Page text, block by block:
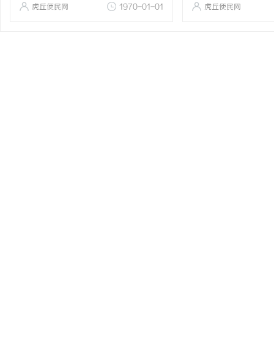
虎丘便民网 1970-01-01 虎丘便民网